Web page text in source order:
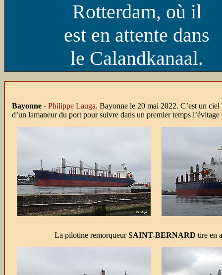
Rotterdam, où il
est en attente dans
le Calandkanaal.
Bayonne - Philippe Lauga. Bayonne le 20 mai 2022. C’est un
d’un lamaneur du port pour suivre dans un premier temps
La pilotine remorqueurSAINT-BERNARD tire en